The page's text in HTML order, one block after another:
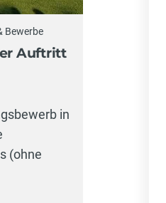
Bewerbe
Auftritt
in
(ohne